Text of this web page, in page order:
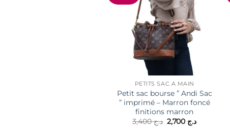
PETITS SAC À MAIN
Petit sac bourse ” Andi Sac
” imprimé – Marron foncé
finitions marron
د.ج3,400 Le د.ج 2,700 Le